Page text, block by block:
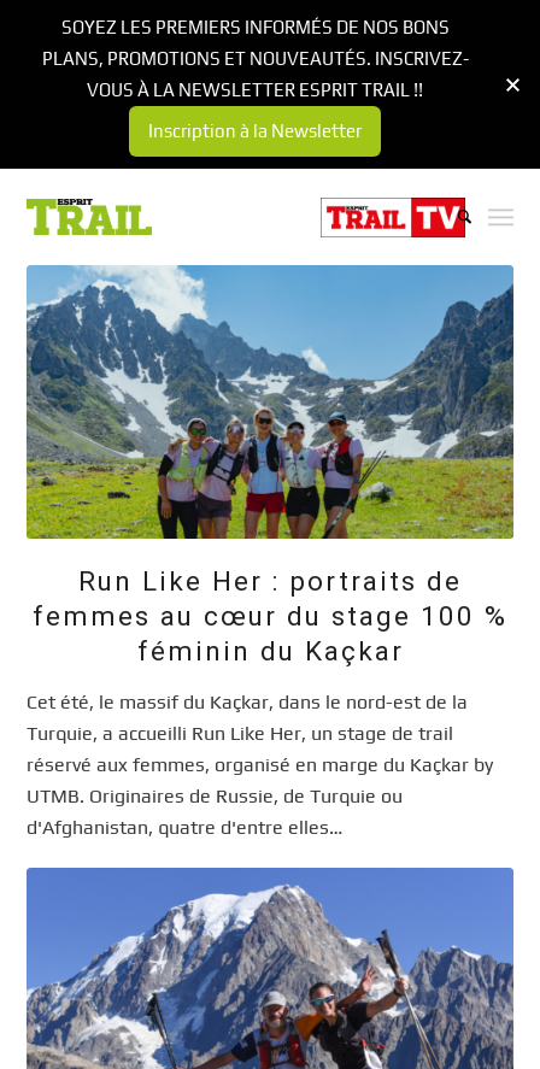
Run Like Her : portraits de
femmes au cœur du stage 100 %
féminin du Kaçkar
Cet été, le massif du Kaçkar, dans le nord-est de la
Turquie, a accueilli Run Like Her, un stage de trail
réservé aux femmes, organisé en marge du Kaçkar by
UTMB. Originaires de Russie, de Turquie ou
d'Afghanistan, quatre d'entre elles…
SOYEZ LES PREMIERS INFORMÉS DE NOS BONS
PLANS, PROMOTIONS ET NOUVEAUTÉS. INSCRIVEZ-
VOUS À LA NEWSLETTER ESPRIT TRAIL !!
Inscription à la Newsletter